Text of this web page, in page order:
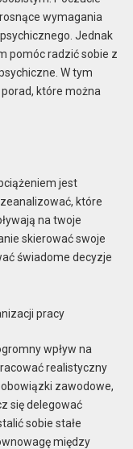
wymagania
Jednak
pomóc radzić sobie z
W tym
które można
jest
które
na twoje
skierować swoje
świadome decyzje
pracy
wpływ na
realistyczny
zawodowe,
się delegować
sobie stałe
między